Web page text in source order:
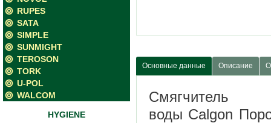
RUPES
SATA
SIMPLE
SUNMIGHT
TEROSON
TORK
U-POL
WALCOM
HYGIENE
Основные данные Описание
воды Calgon